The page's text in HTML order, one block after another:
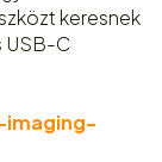
keresnek
USB-C